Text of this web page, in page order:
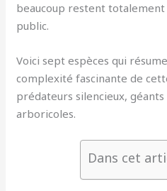
beaucoup restent totalement
public.
Voici sept espèces qui
complexité fascinante de
prédateurs silencieux, géants
arboricoles.
Dans cet